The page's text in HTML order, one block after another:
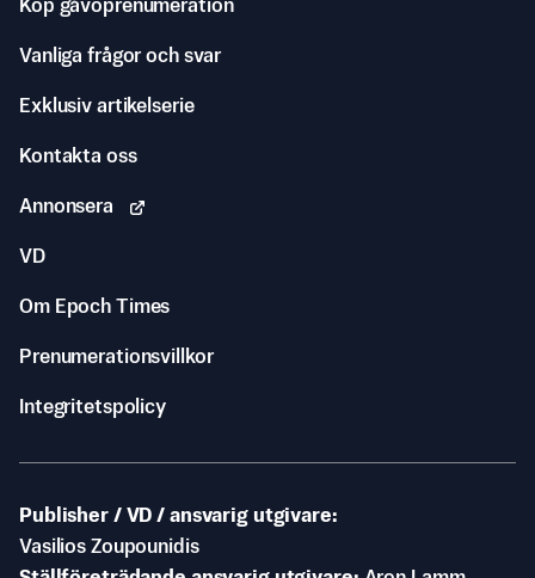
Köp gåvoprenumeration
Vanliga frågor och svar
Exklusiv artikelserie
Kontakta oss
Annonsera
VD
Om Epoch Times
Prenumerationsvillkor
Integritetspolicy
Publisher / VD / ansvarig utgivare
Vasilios Zoupounidis